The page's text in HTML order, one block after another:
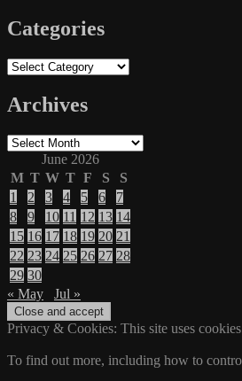
Categories
Categories
Archives
Archives
June 2026
M T W T F S
S
1
2 3 4 5 6
7
8
9 10 11 12 13 14
15 16 17 18 19 20 21
22 23 24 25 26 27 28
29 30
« May
Jul »
Privacy & Cookies: This site uses
To find out more, including how to